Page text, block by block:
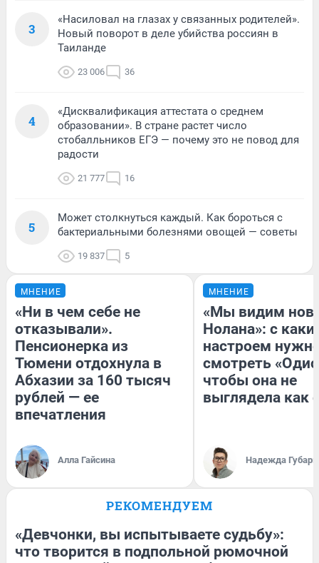
3
«Насиловал на глазах у связанных родителей».
Новый поворот в деле убийства россиян в
Таиланде
23 006 36
4
«Дисквалификация аттестата о среднем
образовании». В стране растет число
стобалльников ЕГЭ — почему это не повод для
радости
21 777 16
5
Может столкнуться каждый. Как бороться с
бактериальными болезнями овощей — советы
19 837 5
МНЕНИЕ
«Ни в чем себе не
отказывали».
Пенсионерка из
Тюмени отдохнула в
Абхазии за 160 тысяч
рублей — ее
впечатления
Алла Гайсина
МНЕНИЕ
«Мы видим
Нолана»: с
настроем
смотреть
чтобы она не
выглядела как
Надежда Губарь
РЕКОМЕНДУЕМ
«Девчонки, вы испытываете судьбу»:
что творится в подпольной рюмочной